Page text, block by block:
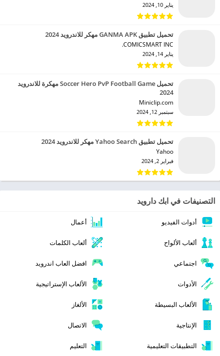
يناير 10, 2024
تحميل تطبيق GANMA APK مهكر للاندرويد 2024
COMICSMART INC.‏
يناير 14, 2024
تحميل Soccer Hero PvP Football Game مهكرة للاندرويد
2024
Miniclip.com‏
سبتمبر 12, 2024
تحميل تطبيق Yahoo Search مهكر للاندرويد 2024
Yahoo‏
فبراير 2, 2024
التصنيفات في ابك دارويد
أدوات الفيديو أعمال
ألعاب الألواح ألعاب الكلمات
اجتماعي افضل العاب اندرويد
الأدوات الألعاب الإستراتيجية
الألعاب البسيطة الألغاز
الإنتاجية الاتصال
التطبيقات التعليمية التعليم